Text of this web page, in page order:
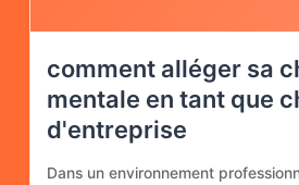
comment alléger sa
mentale en tant que
d'entreprise
Dans un environnement